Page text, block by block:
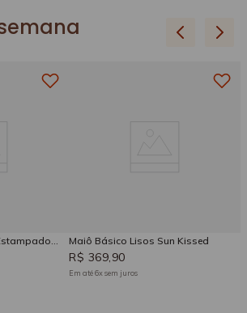
Maiô Básico Lisos Sun Kissed
R$ 369,90
Em até6x sem juros